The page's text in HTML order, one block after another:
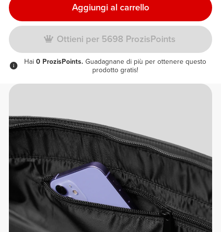
Aggiungi al carrello
Ottieni per 5698 ProzisPoints
Hai 0 ProzisPoints. Guadagnane di più per ottenere questo
prodotto gratis!